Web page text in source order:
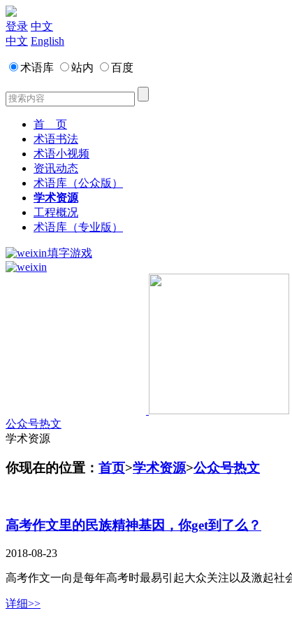
登录 中文
中文 English
术语库 站内 百度
首 页
术语书法
术语小视频
资讯动态
术语库（公众版）
学术资源
工程概况
术语库（专业版）
填字游戏
公众号热文
学术资源
你现在的位置： 首页>学术资源>公众号热文
高考作文里的民族精神基因，你get到了么？
2018-08-23
高考作文一向是每年高考时最易引起大众关注以及激起
详细>>